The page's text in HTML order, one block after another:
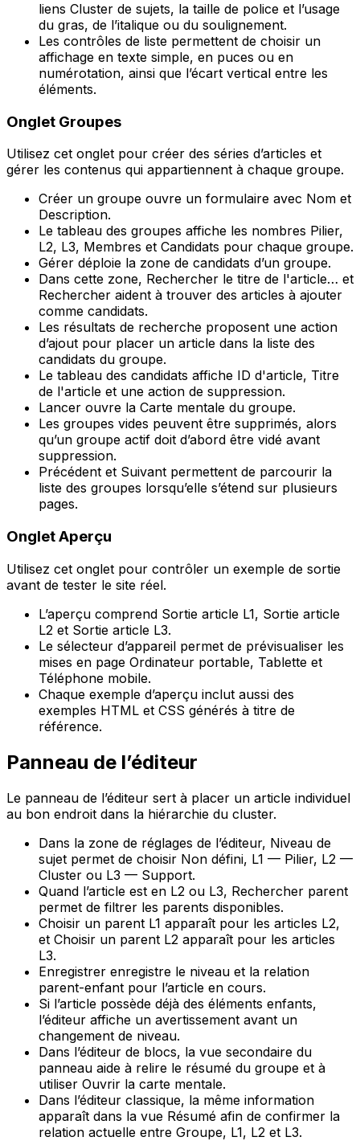
liens Cluster de sujets, la taille de police et l’usage
du gras, de l’italique ou du soulignement.
Les contrôles de liste permettent de choisir un
affichage en texte simple, en puces ou en
numérotation, ainsi que l’écart vertical entre les
éléments.
Onglet Groupes
Utilisez cet onglet pour créer des séries d’articles et
gérer les contenus qui appartiennent à chaque groupe.
Créer un groupe ouvre un formulaire avec Nom et
Description.
Le tableau des groupes affiche les nombres Pilier,
L2, L3, Membres et Candidats pour chaque groupe.
Gérer déploie la zone de candidats d’un groupe.
Dans cette zone, Rechercher le titre de l'article… et
Rechercher aident à trouver des articles à ajouter
comme candidats.
Les résultats de recherche proposent une action
d’ajout pour placer un article dans la liste des
candidats du groupe.
Le tableau des candidats affiche ID d'article, Titre
de l'article et une action de suppression.
Lancer ouvre la Carte mentale du groupe.
Les groupes vides peuvent être supprimés, alors
qu’un groupe actif doit d’abord être vidé avant
suppression.
Précédent et Suivant permettent de parcourir la
liste des groupes lorsqu’elle s’étend sur plusieurs
pages.
OngletAperçu
Utilisez cet onglet pour contrôler un exemple de sortie
avant de tester le site réel.
L’aperçu comprend Sortie article L1, Sortie article
L2 et Sortie article L3.
Le sélecteur d’appareil permet de prévisualiser les
mises en page Ordinateur portable, Tablette et
Téléphone mobile.
Chaque exemple d’aperçu inclut aussi des
exemples HTML et CSS générés à titre de
référence.
Panneau de l’éditeur
Le panneau de l’éditeur sert à placer un article individuel
au bon endroit dans la hiérarchie du cluster.
Dans la zone de réglages de l’éditeur, Niveau de
sujet permet de choisir Non défini, L1 — Pilier, L2 —
Cluster ou L3 — Support.
Quand l’article est en L2 ou L3, Rechercher parent
permet de filtrer les parents disponibles.
Choisir un parent L1 apparaît pour les articles L2,
et Choisir un parent L2 apparaît pour les articles
L3.
Enregistrer enregistre le niveau et la relation
parent-enfant pour l’article en cours.
Si l’article possède déjà des éléments enfants,
l’éditeur affiche un avertissement avant un
changement de niveau.
Dans l’éditeur de blocs, la vue secondaire du
panneau aide à relire le résumé du groupe et à
utiliser Ouvrir la carte mentale.
Dans l’éditeur classique, la même information
apparaît dans la vue Résumé afin de confirmer la
relation actuelle entre Groupe, L1, L2 et L3.